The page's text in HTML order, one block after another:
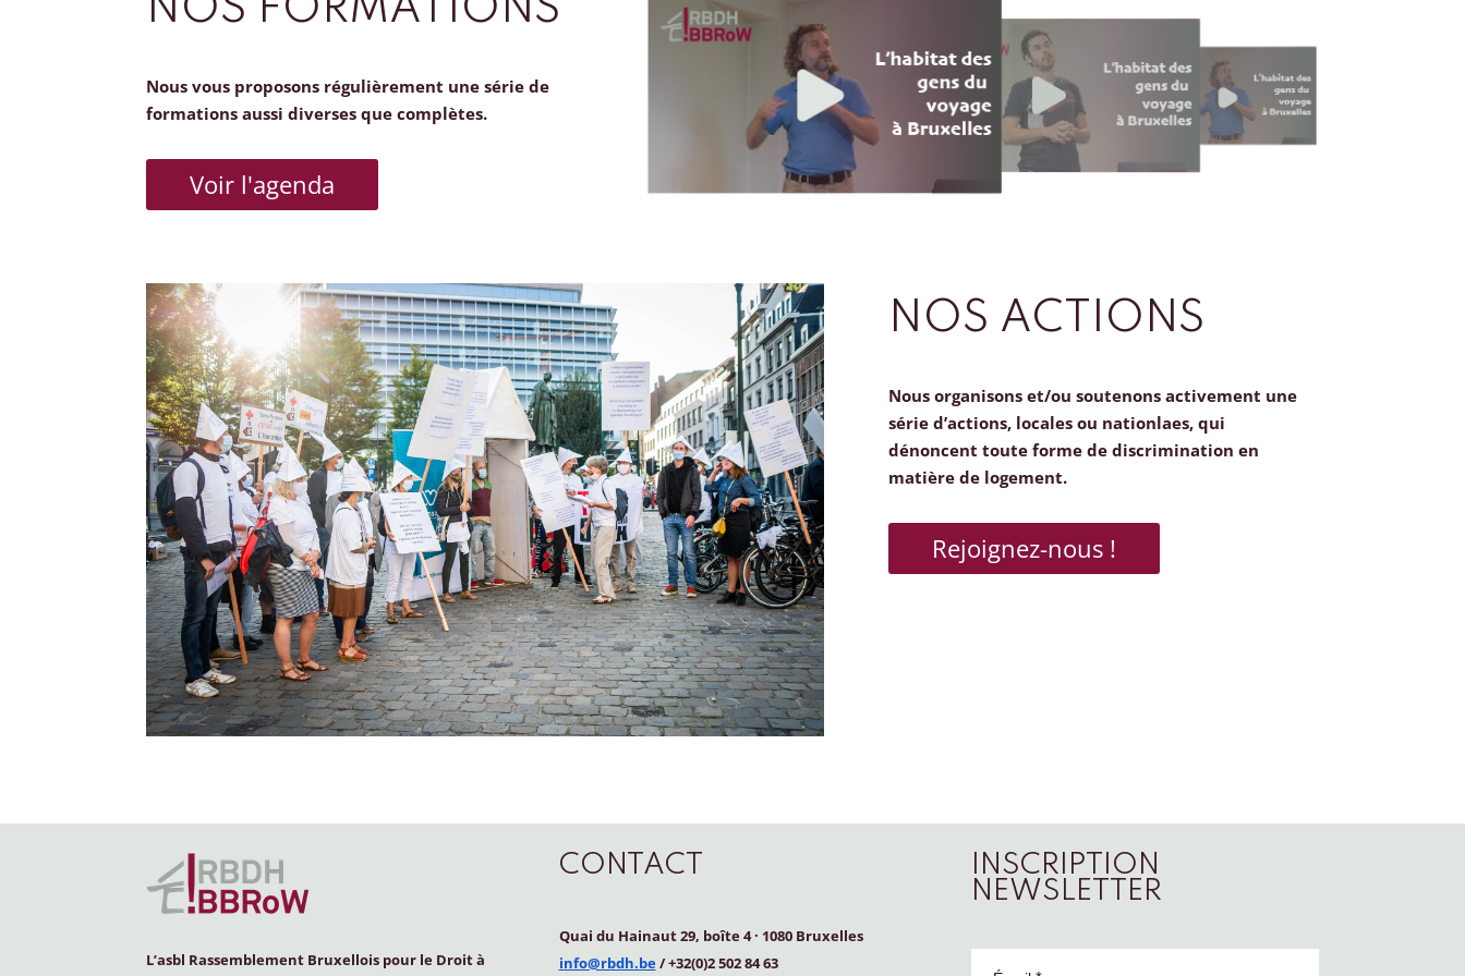
NOS FORMATIONS
Nous vous proposons régulièrement une série de
formations aussi diverses que complètes.
Voir l'agenda
NOS ACTIONS
Nous organisons et/ou soutenons activement une
série d’actions, locales ou nationlaes, qui
dénoncent toute forme de discrimination en
matière de logement.
Rejoignez-nous !
L’asbl Rassemblement Bruxellois pour le Droit à
CONTACT
Quai du Hainaut 29, boîte 4· 1080 Bruxelles
info@rbdh.be/ +32(0)2 502 84 63
INSCRIPTION
NEWSLETTER